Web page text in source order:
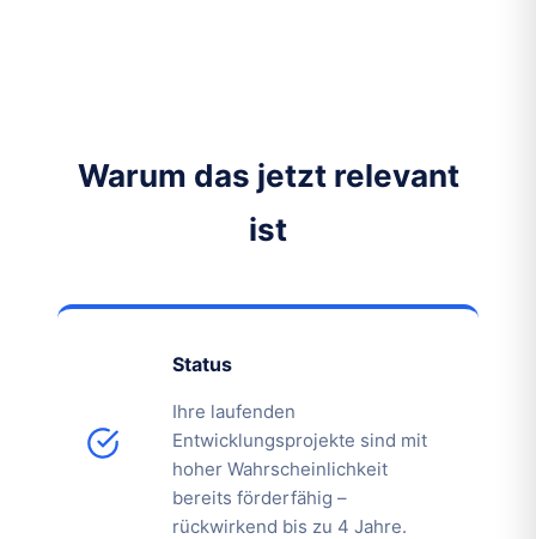
Warum das jetzt relevant
ist
Status
Ihre laufenden
Entwicklungsprojekte sind mit
hoher Wahrscheinlichkeit
bereits förderfähig –
rückwirkend bis zu 4 Jahre.